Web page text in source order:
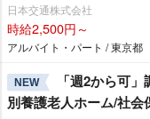
日本交通株式会社
時給2,500円～
アルバイト・パート / 東京都
NEW
「週2から可
別養護老人ホーム/社会